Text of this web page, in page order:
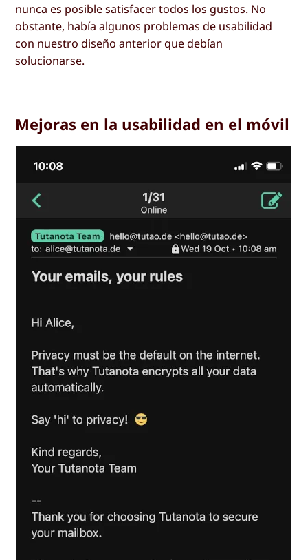
nunca es posible satisfacer todos los gustos. No
obstante, había algunos problemas de usabilidad
con nuestro diseño anterior que debían
solucionarse.
Mejoras en la usabilidad en el móvil